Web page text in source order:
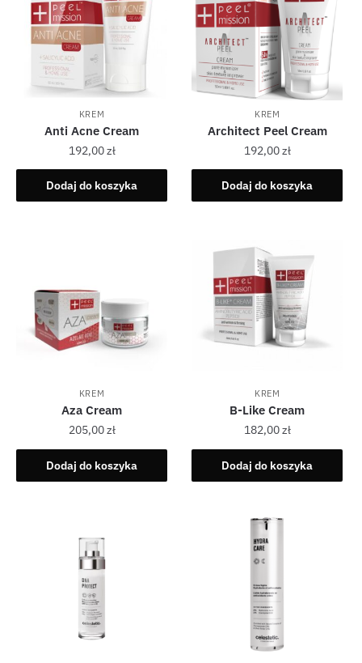
KREM
Anti Acne Cream
192,00zł
Dodaj do koszyka
KREM
Architect Peel Cream
192,00zł
Dodaj do koszyka
KREM
Aza Cream
205,00zł
Dodaj do koszyka
KREM
B-Like Cream
182,00zł
Dodaj do koszyka